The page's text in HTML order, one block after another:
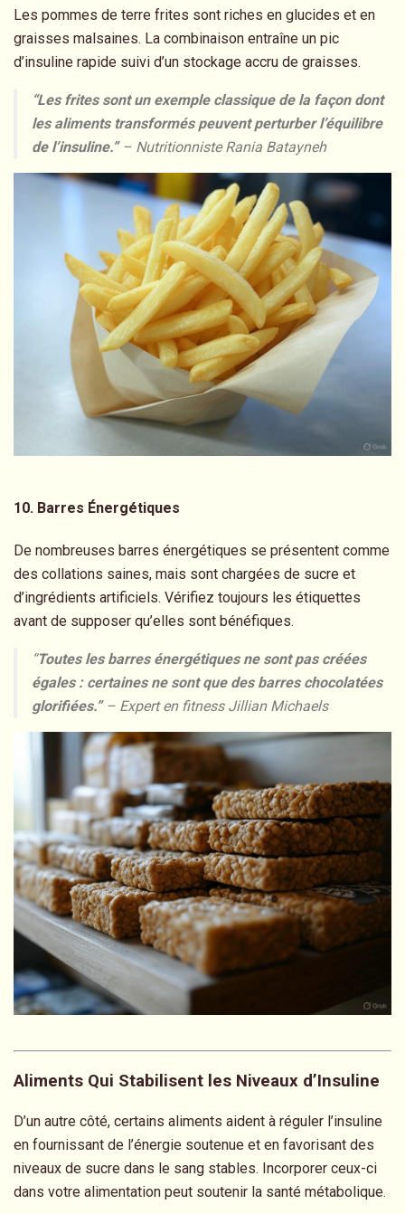
Les pommes de terre frites sont riches en glucides et en
graisses malsaines. La combinaison entraîne un pic
d’insuline rapide suivi d’un stockage accru de graisses.
“Les frites sont un exemple classique de la façon dont
les aliments transformés peuvent perturber l’équilibre
de l’insuline.”– Nutritionniste Rania Batayneh
10. Barres Énergétiques
De nombreuses barres énergétiques se présentent comme
des collations saines, mais sont chargées de sucre et
d’ingrédients artificiels. Vérifiez toujours les étiquettes
avant de supposer qu’elles sont bénéfiques.
“Toutes les barres énergétiques ne sont pas créées
égales : certaines ne sont que des barres chocolatées
glorifiées.” – Expert en fitness Jillian Michaels
Aliments Qui Stabilisent les Niveaux d’Insuline
D’un autre côté, certains aliments aident à réguler l’insuline
en fournissant de l’énergie soutenue et en favorisant des
niveaux de sucre dans le sang stables. Incorporer ceux-ci
dans votre alimentation peut soutenir la santé métabolique.